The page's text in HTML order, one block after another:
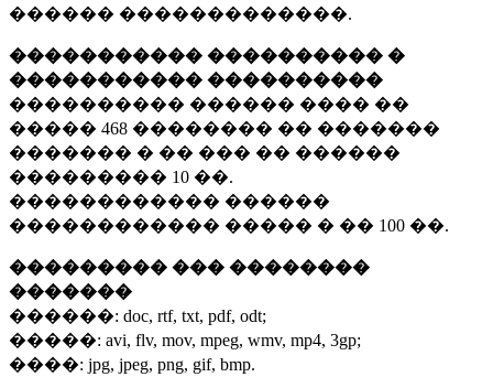
������ �������������.
����������� ���������� �
����������� ����������
���������� ������ ���� ��
����� 468 �������� �� �������
������� � �� ��� �� ������
��������� 10 ��.
������������ ������
������������ ����� � �� 100 ��.
��������� ��� ��������
�������
������: doc, rtf, txt, pdf, odt;
�����: avi, flv, mov, mpeg, wmv, mp4, 3gp;
����: jpg, jpeg, png, gif, bmp.